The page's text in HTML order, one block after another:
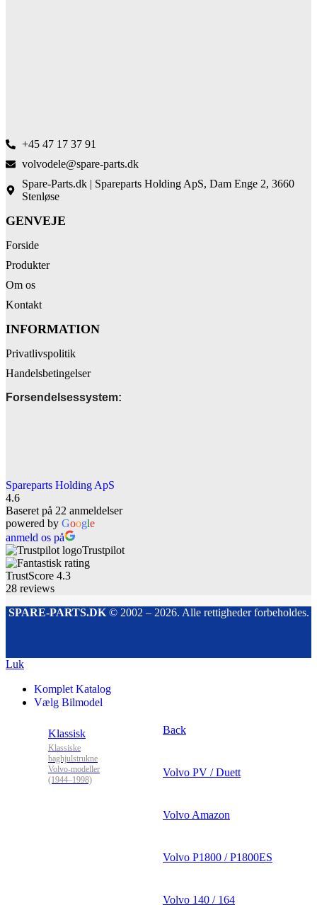
+45 47 17 37 91
volvodele@spare-parts.dk
Spare-Parts.dk | Spareparts Holding ApS, Dam Enge 2, 3660
Stenløse
GENVEJE
Forside
Produkter
Om os
Kontakt
INFORMATION
Privatlivspolitik
Handelsbetingelser
Forsendelsessystem:
Spareparts Holding ApS
4.6
Baseret på 22 anmeldelser
powered by Google
anmeld os på
Trustpilot
TrustScore 4.3
28 reviews
SPARE-PARTS.DK© 2002 – 2026. Alle rettigheder forbeholdes.
Luk
Komplet Katalog
Vælg Bilmodel
Klassisk
Klassiske
baghjulstrukne
Volvo-modeller
(1944–1998)
Back
Volvo PV / Duett
Volvo Amazon
Volvo P1800 / P1800ES
Volvo 140 / 164